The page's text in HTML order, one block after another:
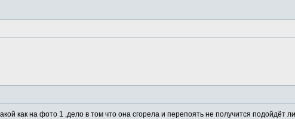
как на фото 1 ,дело в том что она сгорела и перепоять не получится подойдёт